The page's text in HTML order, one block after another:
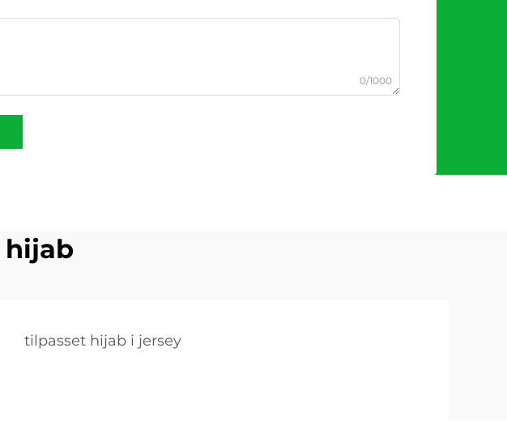
0/1000
tilpasset hijab i jersey